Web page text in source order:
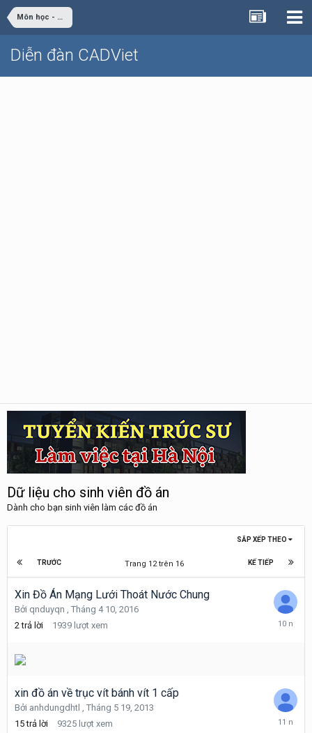
Môn học - Đồ án Sinh viên
Diễn đàn CADViet
Dữ liệu cho sinh viên đồ án
Dành cho bạn sinh viên làm các đồ án
SẮP XẾP THEO
TRƯỚC KẾ TIẾP
Trang 12 trên 16
Xin Đồ Án Mạng Lưới Thoát Nước Chung
Bởi qnduyqn , Tháng 4 10, 2016
2 trả lời 1939 lượt xem
Tháng
xin đồ án về trục vít bánh vít 1 cấp
Bởi anhdungdhtl , Tháng 5 19, 2013
15 trả lời 9325 lượt xem
Tháng